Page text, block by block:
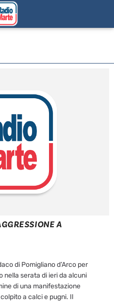
A
di Pomigliano d’Arco per
nella serata di ieri da alcuni
di una manifestazione
a calci e pugni. Il